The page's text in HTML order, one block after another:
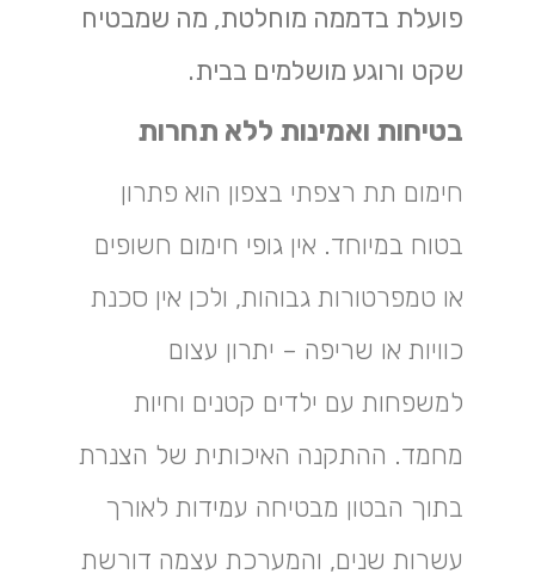
פועלת בדממה מוחלטת, מה שמבטיח
שקט ורוגע מושלמים בבית.
בטיחות ואמינות ללא תחרות
חימום תת רצפתי בצפון הוא פתרון
בטוח במיוחד. אין גופי חימום חשופים
או טמפרטורות גבוהות, ולכן אין סכנת
כוויות או שריפה – יתרון עצום
למשפחות עם ילדים קטנים וחיות
מחמד. ההתקנה האיכותית של הצנרת
בתוך הבטון מבטיחה עמידות לאורך
עשרות שנים, והמערכת עצמה דורשת